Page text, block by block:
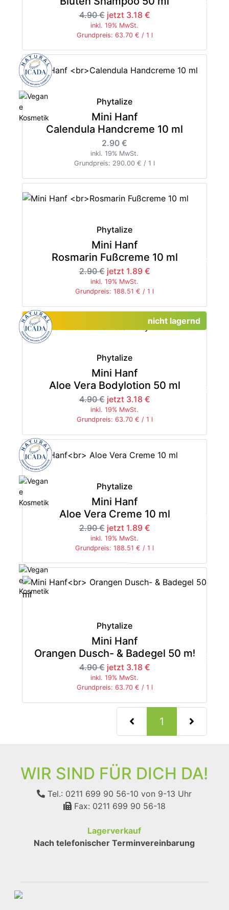
4.90 € jetzt 3.18 €
inkl. 19% MwSt.
Grundpreis: 63.70 € / 1 l
-35%
Phytalize
Mini Hanf
Calendula Handcreme 10 ml
2.90 €
inkl. 19% MwSt.
Grundpreis: 290.00 € / 1 l
Phytalize
Mini Hanf
Rosmarin Fußcreme 10 ml
2.90 € jetzt 1.89 €
inkl. 19% MwSt.
Grundpreis: 188.51 € / 1 l
-35%
Phytalize
Mini Hanf
Aloe Vera Bodylotion 50 ml
4.90 € jetzt 3.18 €
inkl. 19% MwSt.
Grundpreis: 63.70 € / 1 l
nicht lagernd
-35%
Phytalize
Mini Hanf
Aloe Vera Creme 10 ml
2.90 € jetzt 1.89 €
inkl. 19% MwSt.
Grundpreis: 188.51 € / 1 l
-35%
Phytalize
Mini Hanf
Orangen Dusch- & Badegel 50 ml
4.90 € jetzt 3.18 €
inkl. 19% MwSt.
Grundpreis: 63.70 € / 1 l
-35%
1 (current)
WIR SIND FÜR DICH DA!
Tel.: 0211 699 90 56-10 von 9-13 Uhr
Fax: 0211 699 90 56-18
Lagerverkauf
Nach telefonischer Terminvereinbarung